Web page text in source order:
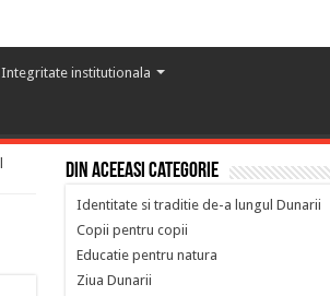
Integritate institutionala
Din aceeasi categorie
Identitate si traditie de-a lungul Dunarii
Copii pentru copii
Educatie pentru natura
Ziua Dunarii